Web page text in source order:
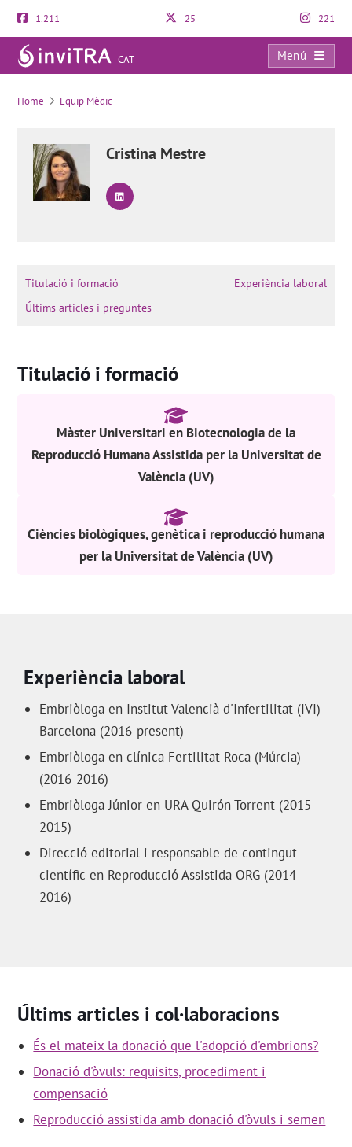
1.211 25 221
CAT
Menú
Reproducció assistida amb donació d’òvuls i semen
Home Equip Mèdic
Cristina Mestre
Titulació i formació
Experiència laboral
Últims articles i preguntes
Titulació i formació
Màster Universitari en Biotecnologia de la
Reproducció Humana Assistida per la Universitat de
València (UV)
Ciències biològiques, genètica i reproducció humana
per la Universitat de València (UV)
Experiència laboral
Embriòloga en Institut Valencià d'Infertilitat (IVI)
Barcelona (2016-present)
Embriòloga en clínica Fertilitat Roca (Múrcia)
(2016-2016)
Embriòloga Júnior en URA Quirón Torrent (2015-
2015)
Direcció editorial i responsable de contingut
científic en Reproducció Assistida ORG (2014-
2016)
Últims articles i col·laboracions
És el mateix la donació que l'adopció d'embrions?
Donació d'òvuls: requisits, procediment i
compensació
Reproducció assistida amb donació d'òvuls i semen